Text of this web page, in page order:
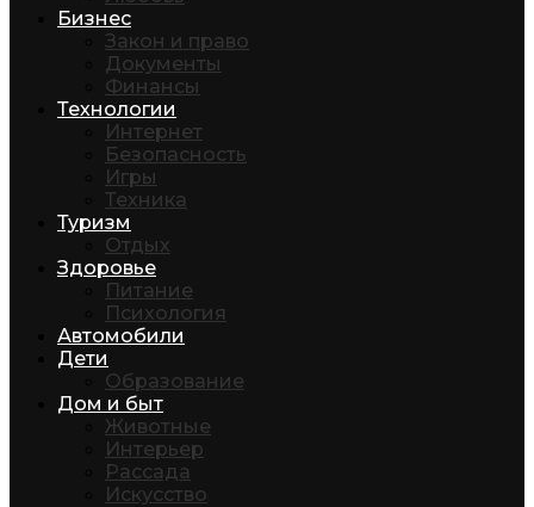
Бизнес
Закон и право
Документы
Финансы
Технологии
Интернет
Безопасность
Игры
Техника
Туризм
Отдых
Здоровье
Питание
Психология
Автомобили
Дети
Образование
Дом и быт
Животные
Интерьер
Рассада
Искусство